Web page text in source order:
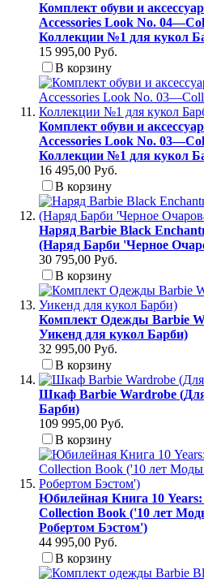
Комплект обуви и
Accessories Look No.
Коллекции №1 для кукол
15 995,00 Руб.
В корзину
Комплект обуви и
Accessories Look No.
Коллекции №1 для кукол
16 495,00 Руб.
В корзину
Наряд Barbie Black
(Наряд Барби 'Черное
30 795,00 Руб.
В корзину
Комплект Одежды Barbie
Уикенд для кукол Барби)
32 995,00 Руб.
В корзину
Шкаф Barbie Wardrobe
Барби)
109 995,00 Руб.
В корзину
Юбилейная Книга 10
Collection Book ('10 лет
Робертом Бэстом')
44 995,00 Руб.
В корзину